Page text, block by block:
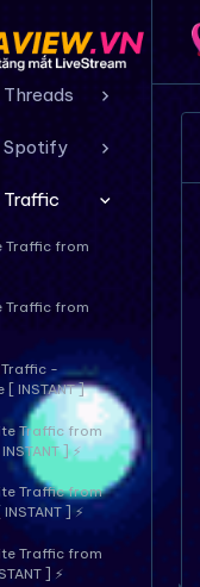
Twitter
Spotify
Traffic
Traffic from
Traffic from
Traffic -
[ INSTANT ]
Traffic from
] ⚡
Traffic from
] ⚡
Traffic from
] ⚡